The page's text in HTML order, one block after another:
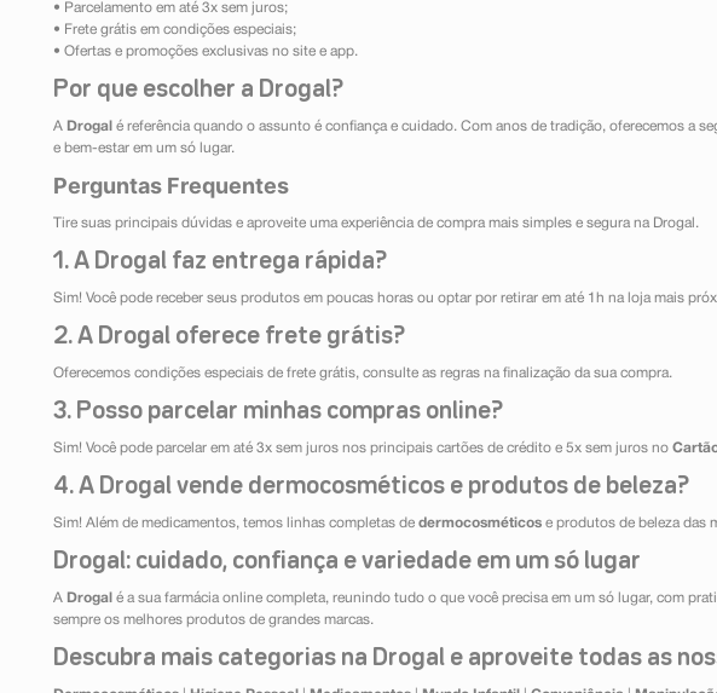
• Parcelamento em até 3x sem juros;
• Frete grátis em condições especiais;
• Ofertas e promoções exclusivas no site e app.
Por que escolher a Drogal?
A Drogal é referência quando o assunto é confiança e cuidado. Com anos de tradição, oferecemos a
e bem-estar em um só lugar.
Perguntas Frequentes
Tire suas principais dúvidas e aproveite uma experiência de compra mais simples e segura na Drogal.
1. A Drogal faz entrega rápida?
Sim! Você pode receber seus produtos em poucas horas ou optar por retirar em até 1h na loja mais
2. A Drogal oferece frete grátis?
Oferecemos condições especiais de frete grátis, consulte as regras na finalização da sua compra.
3. Posso parcelar minhas compras online?
Sim! Você pode parcelar em até 3x sem juros nos principais cartões de crédito e 5x sem juros no
4. A Drogal vende dermocosméticos e produtos de beleza?
Sim! Além de medicamentos, temos linhas completas de dermocosméticos e produtos de beleza das
Drogal: cuidado, confiança e variedade em um só lugar
A Drogal é a sua farmácia online completa, reunindo tudo o que você precisa em um só lugar, com
sempre os melhores produtos de grandes marcas.
Descubra mais categorias na Drogal e aproveite todas as